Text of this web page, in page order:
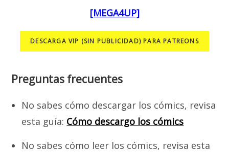
[MEGA4UP]
DESCARGA VIP (SIN PUBLICIDAD) PARA PATREONS
Preguntas frecuentes
No sabes cómo descargar los cómics, revisa
esta guía: Cómo descargo los cómics
No sabes cómo leer los cómics, revisa esta